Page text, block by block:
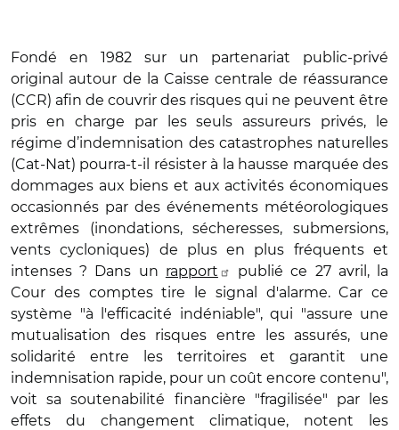
Fondé en 1982 sur un partenariat public-privé
original autour de la Caisse centrale de réassurance
(CCR) afin de couvrir des risques qui ne peuvent être
pris en charge par les seuls assureurs privés, le
régime d’indemnisation des catastrophes naturelles
(Cat-Nat) pourra-t-il résister à la hausse marquée des
dommages aux biens et aux activités économiques
occasionnés par des événements météorologiques
extrêmes (inondations, sécheresses, submersions,
vents cycloniques) de plus en plus fréquents et
intenses ? Dans un rapport
publié ce 27 avril, la
Cour des comptes tire le signal d'alarme. Car ce
système "à l'efficacité indéniable", qui "assure une
mutualisation des risques entre les assurés, une
solidarité entre les territoires et garantit une
indemnisation rapide, pour un coût encore contenu",
voit sa soutenabilité financière "fragilisée" par les
effets du changement climatique, notent les